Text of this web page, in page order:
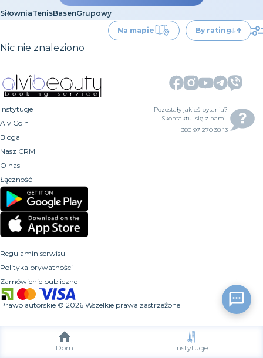
Dom Instytucje
SiłowniaTenisBasenGrupowy
Na mapie
By rating
Nic nie znaleziono
Instytucje
AlviCoin
Bloga
Nasz CRM
O nas
Łączność
Pozostały jakieś pytania?
Skontaktuj się z nami!
+380 97 270 38 13
Regulamin serwisu
Polityka prywatności
Zamówienie publiczne
Prawo autorskie © 2026 Wszelkie prawa zastrzeżone